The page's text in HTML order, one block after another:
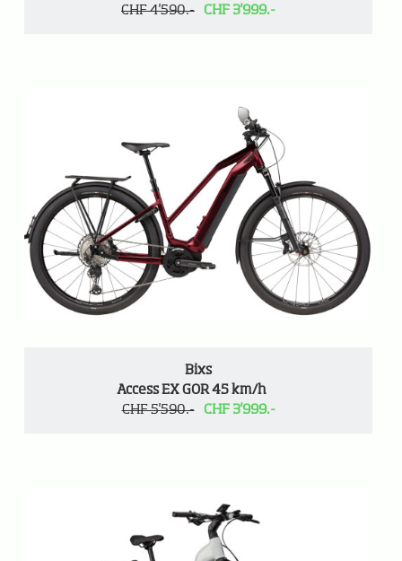
CHF 4'590.-
CHF 3'999.-
Bixs
Access EX GOR 45 km/h
CHF 5'590.-
CHF 3'999.-